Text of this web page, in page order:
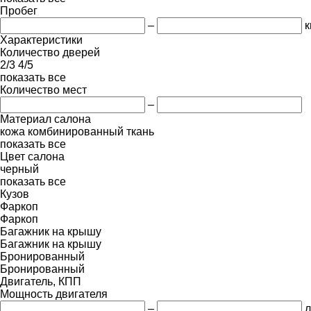
Пробег
–
Характеристики
Количество дверей
2/3 4/5
показать все
Количество мест
–
Материал салона
кожа комбинированный ткань
показать все
Цвет салона
черный
показать все
Кузов
Фаркоп
Фаркоп
Багажник на крышу
Багажник на крышу
Бронированный
Бронированный
Двигатель, КПП
Мощность двигателя
–